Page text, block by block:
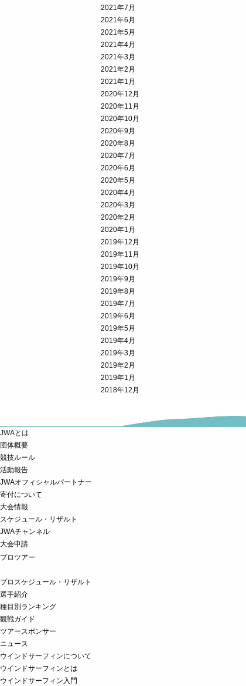
2021年7月
2021年6月
2021年5月
2021年4月
2021年3月
2021年2月
2021年1月
2020年12月
2020年11月
2020年10月
2020年9月
2020年8月
2020年7月
2020年6月
2020年5月
2020年4月
2020年3月
2020年2月
2020年1月
2019年12月
2019年11月
2019年10月
2019年9月
2019年8月
2019年7月
2019年6月
2019年5月
2019年4月
2019年3月
2019年2月
2019年1月
2018年12月
JWAとは
団体概要
競技ルール
活動報告
JWAオフィシャルパートナー
寄付について
大会情報
スケジュール・リザルト
JWAチャンネル
大会申請
プロツアー
プロスケジュール・リザルト
選手紹介
種目別ランキング
観戦ガイド
ツアースポンサー
ニュース
ウインドサーフィンについて
ウインドサーフィンとは
ウインドサーフィン入門